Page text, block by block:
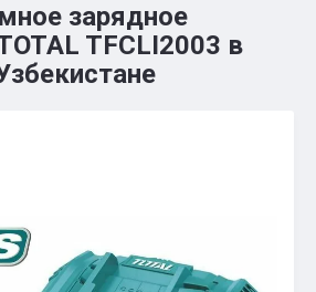
зарядное
TFCLI2003 в